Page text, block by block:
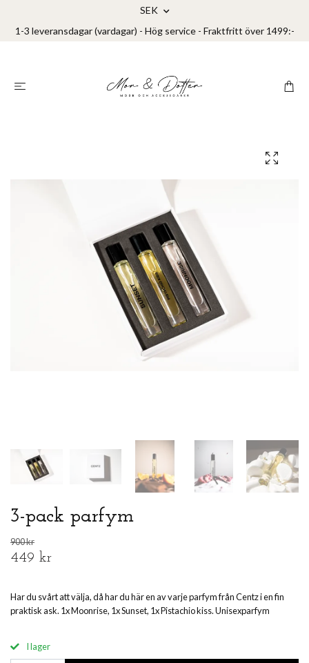
SEK
1-3 leveransdagar (vardagar) - Hög service - Fraktfritt över 1499:-
3-pack parfym
900 kr
449 kr
Har du svårt att välja, då har du här en av varje parfym från Centz i en fin
praktisk ask. 1x Moonrise, 1x Sunset, 1x Pistachio kiss. Unisexparfym
I lager